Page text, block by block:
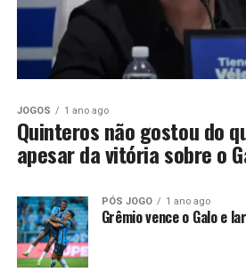
JOGOS 1 ano ago
Quinteros não gostou do
apesar da vitória sobre o
PÓS JOGO 1 ano ago
Grêmio vence o Galo e